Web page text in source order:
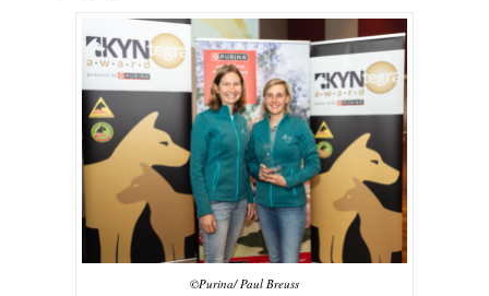
©Purina/ Paul Breuss